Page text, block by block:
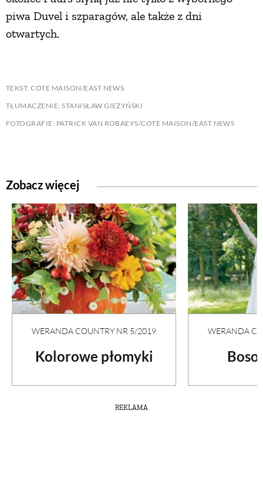
piwa Duvel i szparagów, ale także z dni
otwartych.
TEKST: COTE MAISON/EAST NEWS
TŁUMACZENIE: STANISŁAW GIEŻYŃSKI
FOTOGRAFIE: PATRICK VAN ROBAEYS/COTE MAISON/EAST NEWS
Zobacz więcej
WERANDA COUNTRY NR 5/2019
Kolorowe płomyki
WERANDA
REKLAMA